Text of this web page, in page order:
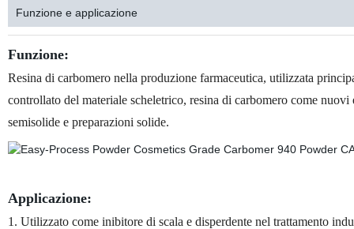
Funzione e applicazione
Funzione:
Resina di carbomero nella produzione farmaceutica, utilizzata
controllato del materiale scheletrico, resina di carbomero come
semisolide e preparazioni solide.
Applicazione:
1. Utilizzato come inibitore di scala e disperdente nel trattamento